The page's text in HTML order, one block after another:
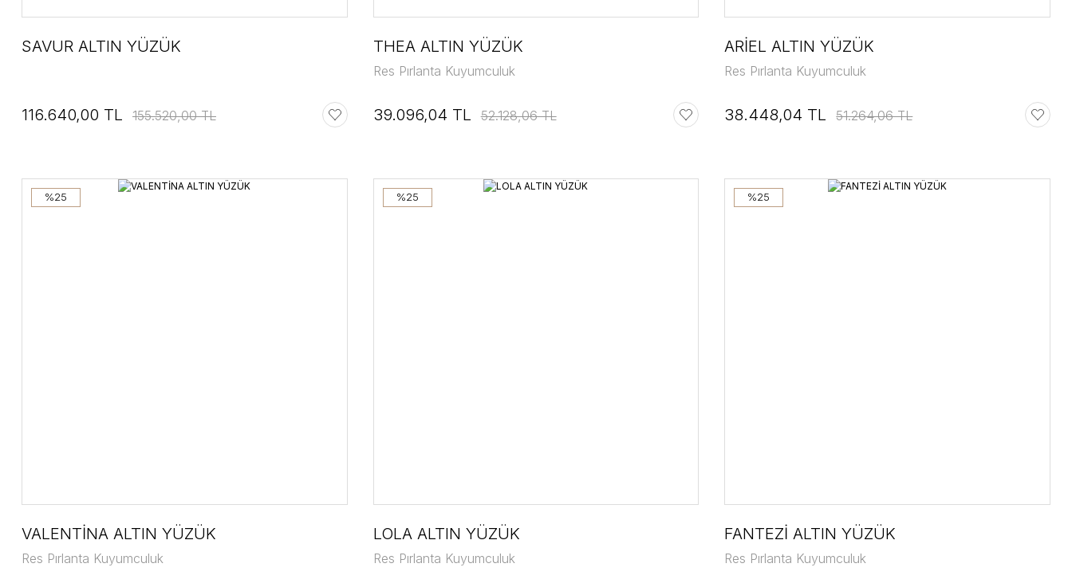
SAVUR ALTIN YÜZÜK
116.640,00 TL 155.520,00 TL
THEA ALTIN YÜZÜK
Res Pırlanta Kuyumculuk
39.096,04 TL 52.128,06 TL
ARİEL ALTIN YÜZÜK
Res Pırlanta Kuyumculuk
38.448,04 TL 51.264,06 TL
%25
VALENTİNA ALTIN YÜZÜK
Res Pırlanta Kuyumculuk
%25
LOLA ALTIN YÜZÜK
Res Pırlanta Kuyumculuk
%25
FANTEZİ ALTIN YÜZÜK
Res Pırlanta Kuyumculuk